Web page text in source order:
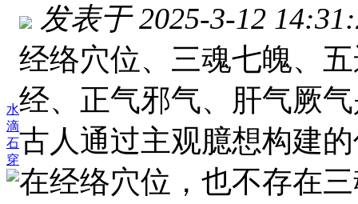
水
滴
石
穿
发表于 2025-3-12
经络穴位、三魂七魄、
经、正气邪气、肝气厥
古人通过主观臆想构建
在经络穴位，也不存在